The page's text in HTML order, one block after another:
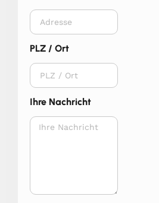
PLZ / Ort
Ihre Nachricht